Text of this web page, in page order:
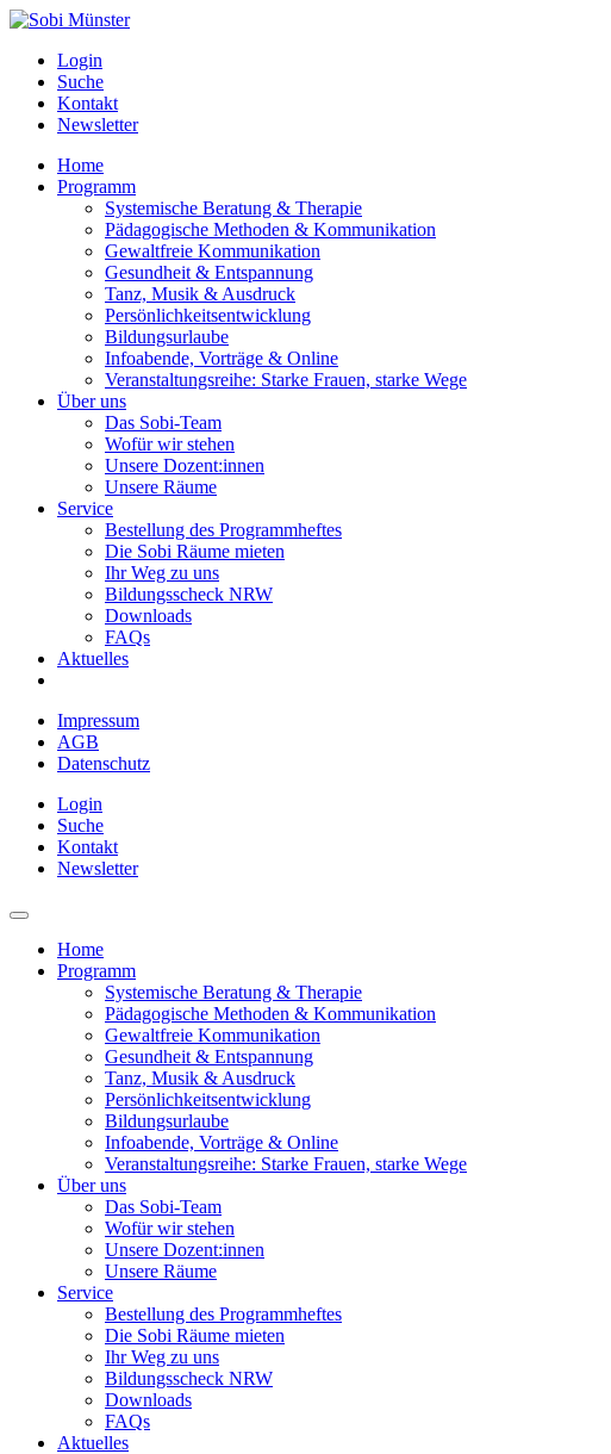
Login
Suche
Kontakt
Newsletter
Home
Programm
Systemische Beratung & Therapie
Pädagogische Methoden & Kommunikation
Gewaltfreie Kommunikation
Gesundheit & Entspannung
Tanz, Musik & Ausdruck
Persönlichkeitsentwicklung
Bildungsurlaube
Infoabende, Vorträge & Online
Veranstaltungsreihe: Starke Frauen, starke Wege
Über uns
Das Sobi-Team
Wofür wir stehen
Unsere Dozent:innen
Unsere Räume
Service
Bestellung des Programmheftes
Die Sobi Räume mieten
Ihr Weg zu uns
Bildungsscheck NRW
Downloads
FAQs
Aktuelles
Impressum
AGB
Datenschutz
Login
Suche
Kontakt
Newsletter
Home
Programm
Systemische Beratung & Therapie
Pädagogische Methoden & Kommunikation
Gewaltfreie Kommunikation
Gesundheit & Entspannung
Tanz, Musik & Ausdruck
Persönlichkeitsentwicklung
Bildungsurlaube
Infoabende, Vorträge & Online
Veranstaltungsreihe: Starke Frauen, starke Wege
Über uns
Das Sobi-Team
Wofür wir stehen
Unsere Dozent:innen
Unsere Räume
Service
Bestellung des Programmheftes
Die Sobi Räume mieten
Ihr Weg zu uns
Bildungsscheck NRW
Downloads
FAQs
Aktuelles